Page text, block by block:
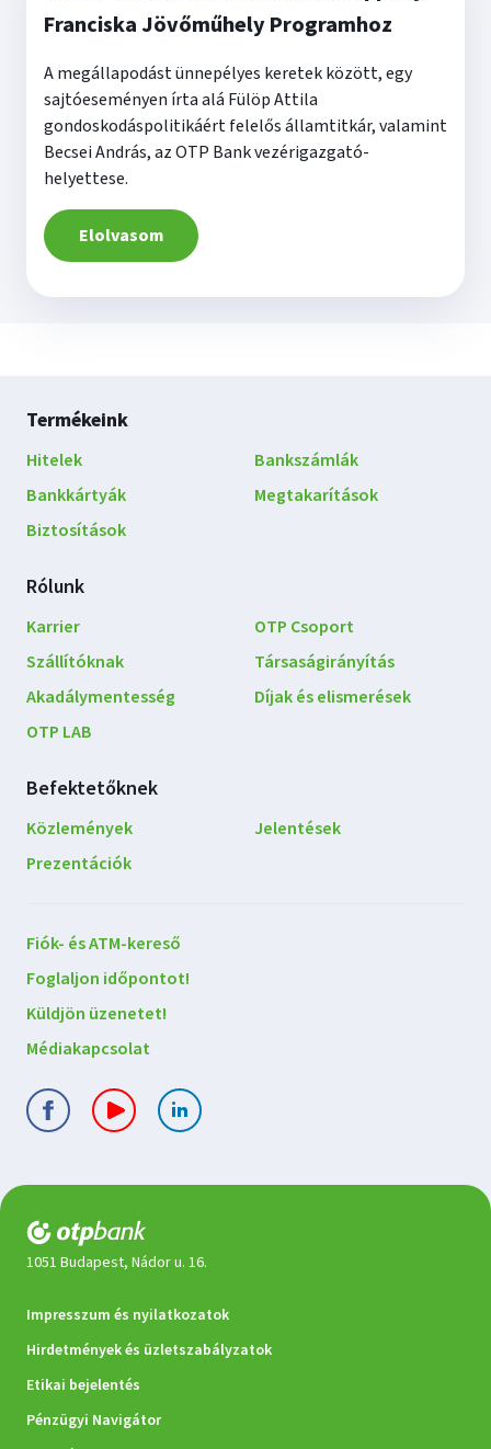
Franciska Jövőműhely Programhoz
A megállapodást ünnepélyes keretek között, egy
sajtóeseményen írta alá Fülöp Attila
gondoskodáspolitikáért felelős államtitkár, valamint
Becsei András, az OTP Bank vezérigazgató-
helyettese.
Elolvasom
Lábléc
navigáció
Termékeink
Hitelek
Bankszámlák
Bankkártyák
Megtakarítások
Biztosítások
Rólunk
Karrier
Szállítóknak
Akadálymentesség
OTP LAB
OTP Csoport
Társaságirányítás
Díjak és elismerések
Befektetőknek
Közlemények
Jelentések
Prezentációk
Lépjen
kapcsolatba
velünk
Fiók- és ATM-kereső
Foglaljon időpontot!
Küldjön üzenetet!
Médiakapcsolat
1051 Budapest, Nádor u. 16.
Jogi
dokumentumok
Impresszum és nyilatkozatok
Hirdetmények és üzletszabályzatok
Etikai bejelentés
Pénzügyi Navigátor